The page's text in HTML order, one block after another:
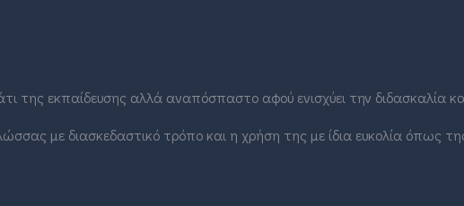
της εκπαίδευσης αλλά αναπόσπαστο αφού ενισχύει την διδασκαλία
με διασκεδαστικό τρόπο και η χρήση της με ίδια ευκολία όπως